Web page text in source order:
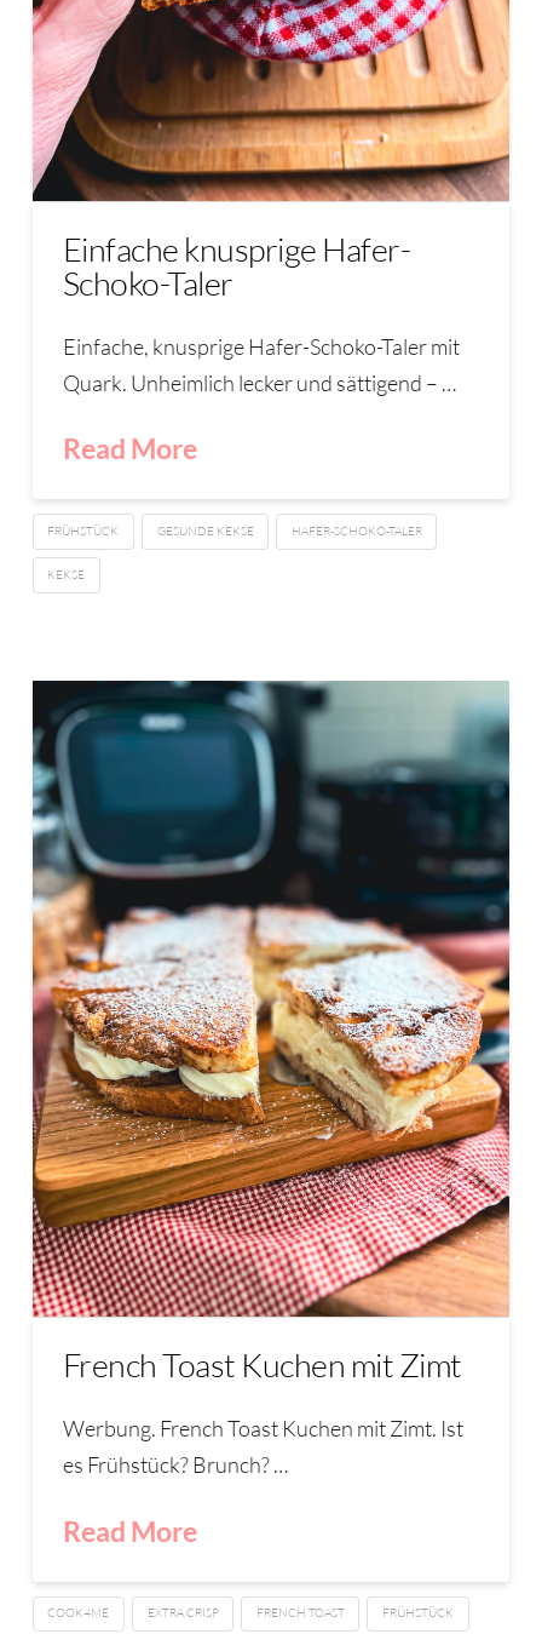
Einfache knusprige Hafer-
Schoko-Taler
Einfache, knusprige Hafer-Schoko-Taler mit
Quark. Unheimlich lecker und sättigend – …
Read More
FRÜHSTÜCK GESUNDE KEKSE HAFER-SCHOKO-TALER
KEKSE
French Toast Kuchen mit Zimt
Werbung. French Toast Kuchen mit Zimt. Ist
es Frühstück? Brunch? …
Read More
COOK4ME EXTRA CRISP FRENCH TOAST FRÜHSTÜCK